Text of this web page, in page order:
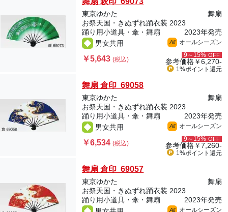
東京ゆかた
舞扇
お祭天国・きぬずれ踊衣装 2023
踊り用小道具・傘・舞扇
2023年発売
男女共用
All オールシーズン
￥5,643(税込)
9～15% OFF
参考価格￥6,270-
1%ポイント 還元
舞扇 倉印 69058
東京ゆかた
舞扇
お祭天国・きぬずれ踊衣装 2023
踊り用小道具・傘・舞扇
2023年発売
男女共用
All オールシーズン
￥6,534(税込)
9～15% OFF
参考価格￥7,260-
1%ポイント 還元
舞扇 倉印 69057
東京ゆかた
舞扇
お祭天国・きぬずれ踊衣装 2023
踊り用小道具・傘・舞扇
2023年発売
All オールシーズン